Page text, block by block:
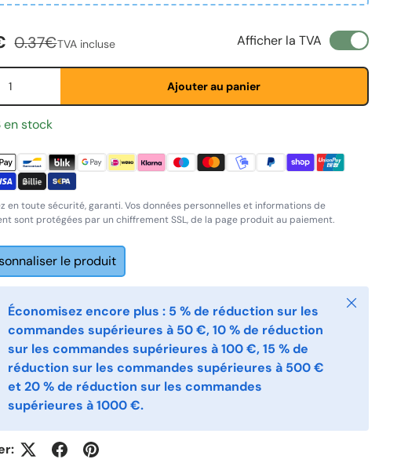
Prix habituel
0.37€TVA incluse Afficher la TVA
Ajouter au panier
en stock
en toute sécurité, garanti. Vos données personnelles et informations de
sont protégées par un chiffrement SSL, de la page produit au paiement.
le produit
Économisez encore plus : 5 % de réduction sur les
commandes supérieures à 50 €, 10 % de réduction
sur les commandes supérieures à 100 €, 15 % de
réduction sur les commandes supérieures à 500 €
et 20 % de réduction sur les commandes
supérieures à 1000 €.
Fermer